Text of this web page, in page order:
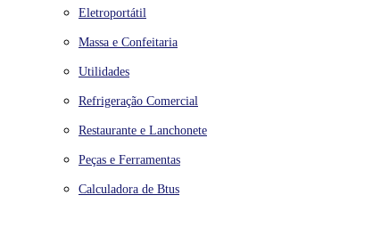
Eletroportátil
Massa e Confeitaria
Utilidades
Refrigeração Comercial
Restaurante e Lanchonete
Peças e Ferramentas
Calculadora de Btus